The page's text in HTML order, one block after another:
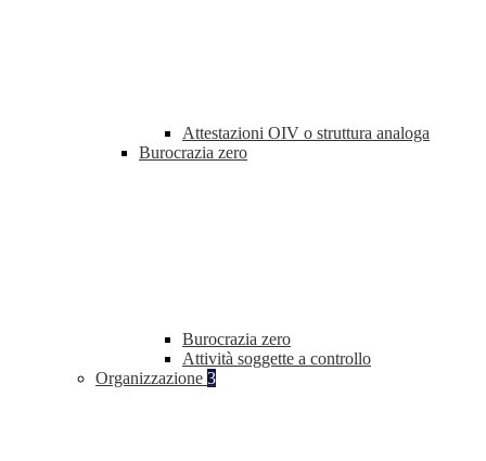
Attestazioni OIV o struttura analoga
Burocrazia zero
Burocrazia zero
Attività soggette a controllo
Organizzazione 3